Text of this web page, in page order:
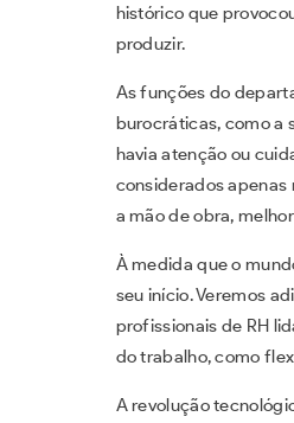
histórico que
produzir.
As funções do
burocráticas, como a
havia atenção ou
considerados apenas
a mão de obra,
À medida que o
seu início. Veremos
profissionais de RH
do trabalho, como
A revolução